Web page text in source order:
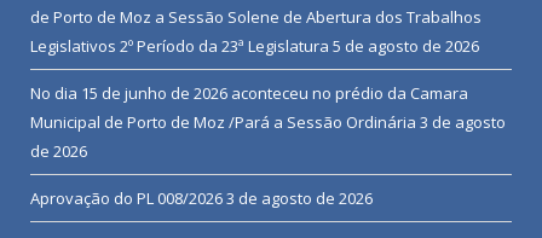
de Porto de Moz a Sessão Solene de Abertura dos Trabalhos
Legislativos 2º Período da 23ª Legislatura 5 de agosto de 2026
No dia 15 de junho de 2026 aconteceu no prédio da Camara
Municipal de Porto de Moz /Pará a Sessão Ordinária 3 de agosto
de 2026
Aprovação do PL 008/20263 de agosto de 2026